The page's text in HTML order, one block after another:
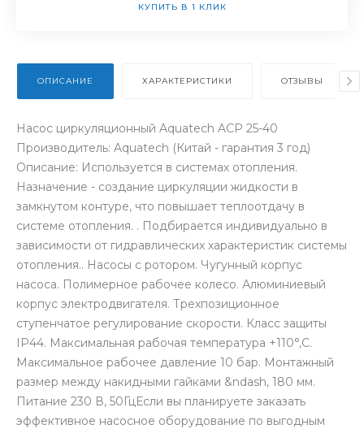
КУПИТЬ В 1 КЛИК
ОПИСАНИЕ ХАРАКТЕРИСТИКИ ОТЗЫВЫ
Насос циркуляционный Aquatech ACP 25-40
Производитель: Aquatech (Китай - гарантия 3 год)
Описание: Используется в системах отопления.
Назначение - создание циркуляции жидкости в
замкнутом контуре, что повышает теплоотдачу в
системе отопления. . Подбирается индивидуально в
зависимости от гидравлических характеристик системы
отопления.. Насосы с ротором. Чугунный корпус
насоса. Полимерное рабочее колесо. Алюминиевый
корпус электродвигателя. Трехпозиционное
ступенчатое регулирование скорости. Класс защиты
IP44. Максимальная рабочая температура +110°,C.
Максимальное рабочее давление 10 бар. Монтажный
размер между накидными гайками &ndash, 180 мм.
Питание 230 В, 50ГцЕсли вы планируете заказать
эффективное насосное оборудование по выгодным